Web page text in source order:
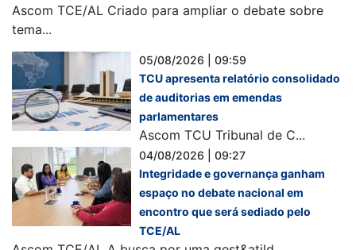
Ascom TCE/AL Criado para ampliar o debate sobre
tema...
05/08/2026 | 09:59
TCU apresenta relatório consolidado
de auditorias em emendas
parlamentares
Ascom TCU Tribunal de C...
04/08/2026 | 09:27
Integridade e governança ganham
espaço no debate nacional em
encontro que será sediado pelo
TCE/AL